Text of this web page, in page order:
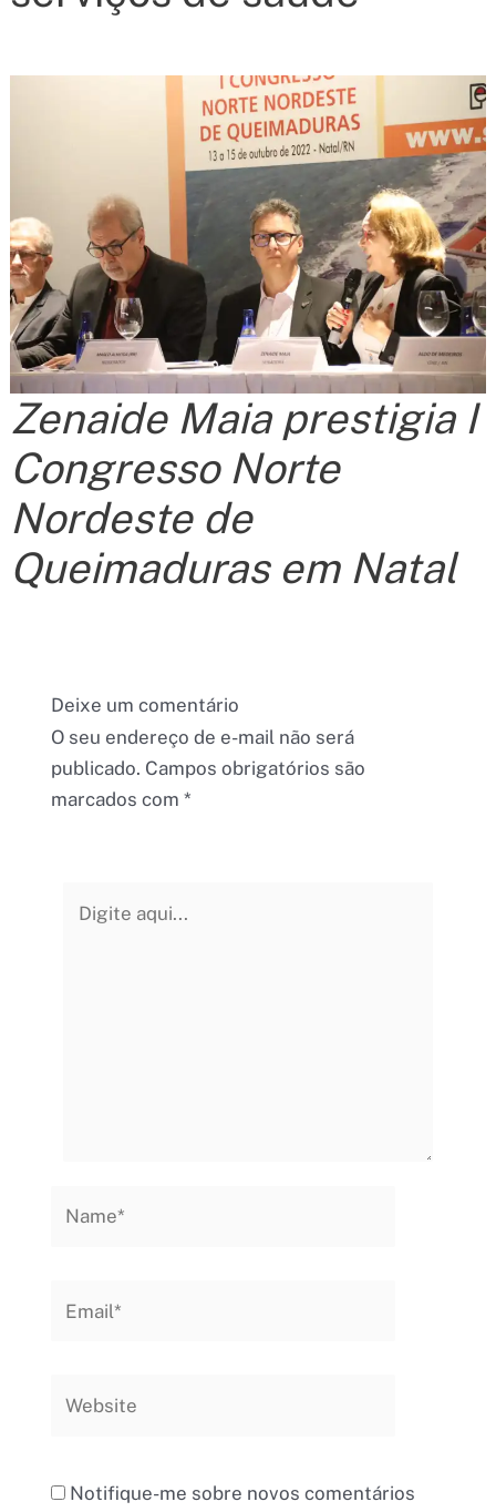
Zenaide Maia prestigia I
Congresso Norte
Nordeste de
Queimaduras em Natal
Deixe um comentário
O seu endereço de e-mail não será
publicado. Campos obrigatórios são
marcados com *
aqui...
Notifique-me sobre novos comentários